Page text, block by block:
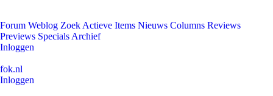
Forum Weblog Zoek Actieve Items Nieuws Columns Reviews
Previews Specials Archief
Inloggen
fok.nl
Inloggen